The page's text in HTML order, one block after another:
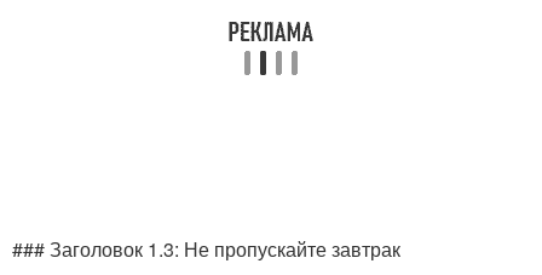
### Заголовок 1.3: Не пропускайте завтрак